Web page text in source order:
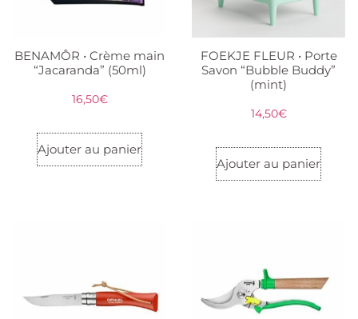
BENAMÔR • Crème main
“Jacaranda” (50ml)
16,50€
Ajouter au panier
FOEKJE FLEUR • Porte
Savon “Bubble Buddy”
(mint)
14,50€
Ajouter au panier